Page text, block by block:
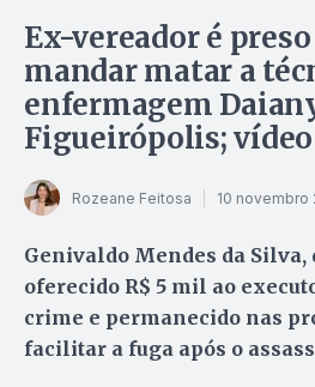
Ex-vereador é
mandar matar a
enfermagem
Figueirópolis; vídeo
Rozeane Feitosa 10 novembro
Genivaldo Mendes da Silva,
oferecido R$ 5 mil ao
crime e permanecido nas
facilitar a fuga após o